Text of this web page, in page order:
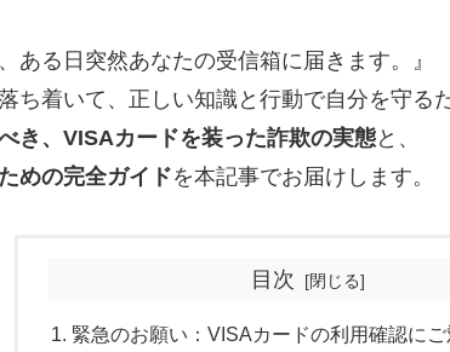
ある日突然あなたの受信箱に届きます。』
ち着いて、正しい知識と行動で自分を守
き、VISAカードを装った詐欺の実態と、
めの完全ガイドを本記事でお届けします。
目次
緊急のお願い：VISAカードの利用確認に